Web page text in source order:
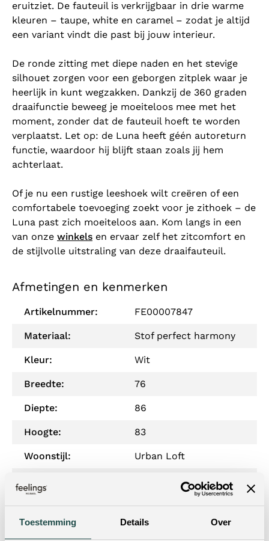
Toestemming Details Over
eruitziet. De fauteuil is verkrijgbaar in drie warme
kleuren – taupe, white en caramel – zodat je altijd
een variant vindt die past bij jouw interieur.
De ronde zitting met diepe naden en het stevige
silhouet zorgen voor een geborgen zitplek waar je
heerlijk in kunt wegzakken. Dankzij de 360 graden
draaifunctie beweeg je moeiteloos mee met het
moment, zonder dat de fauteuil hoeft te worden
verplaatst. Let op: de Luna heeft géén autoreturn
functie, waardoor hij blijft staan zoals jij hem
achterlaat.
Of je nu een rustige leeshoek wilt creëren of een
comfortabele toevoeging zoekt voor je zithoek – de
Luna past zich moeiteloos aan. Kom langs in een
van onze winkels en ervaar zelf het zitcomfort en
de stijlvolle uitstraling van deze draaifauteuil.
Afmetingen en kenmerken
Artikelnummer: FE00007847
Materiaal: Stof perfect harmony
Kleur: Wit
Breedte: 76
Diepte: 86
Hoogte: 83
Woonstijl: Urban Loft
Zitdiepte: 51
Zithoogte: 48